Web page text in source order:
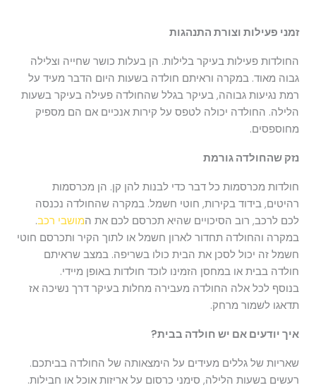
זמני פעילות וצורת התנהגות
החולדות פעילות בעיקר בלילות. הן בעלות כושר שחייה וצלילה
גבוה מאוד. במקרה וראיתם חולדה בשעות היום הדבר מעיד על
רמת נגיעות גבוהה, בעיקר בגלל שהחולדה פעילה בעיקר בשעות
הלילה. החולדה יכולה לטפס על קירות אנכיים אם הם מספיק
מחוספסים.
נזק שהחולדה גורמת
חולדות מכרסמות כל דבר כדי לבנות להן קן. הן מכרסמות
רהיטים, בידוד בקירות, חוטי חשמל. במקרה שהחולדה נכנסה
לכם לרכב, רוב הסיכויים שהיא תכרסם לכם את המושבי רכב.
במקרה והחולדה תחדור לארון חשמל או לתוך הקיר ותכרסם חוטי
חשמל זה יכול לסכן את הבית כולו בשריפה. במצב שראיתם
חולדה בבית או במחסן הזמינו לוכד חולדות באופן מיידי.
בנוסף לכל אלה החולדה מעבירה מחלות בעיקר דרך נשיכה אז
תדאגו לשמור מרחק.
איך יודעים אם יש חולדה בבית?
שאריות של גללים מעידים על הימצאותה של החולדה בביתכם.
רעשים בשעות הלילה, סימני כרסום על אריזות אוכל או חבילות.